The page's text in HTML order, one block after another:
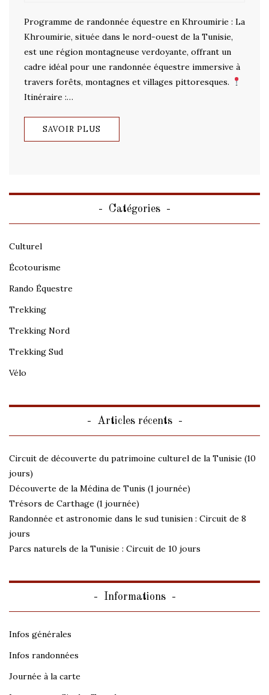
Programme de randonnée équestre en Khroumirie : La
Khroumirie, située dans le nord-ouest de la Tunisie,
est une région montagneuse verdoyante, offrant un
cadre idéal pour une randonnée équestre immersive à
travers forêts, montagnes et villages pittoresques.
Itinéraire :…
SAVOIR PLUS
Catégories
Culturel
Écotourisme
Rando Équestre
Trekking
Trekking Nord
Trekking Sud
Vélo
Articles récents
Circuit de découverte du patrimoine culturel de la Tunisie (10
jours)
Découverte de la Médina de Tunis (1 journée)
Trésors de Carthage (1 journée)
Randonnée et astronomie dans le sud tunisien : Circuit de 8
jours
Parcs naturels de la Tunisie : Circuit de 10 jours
Informations
Infos générales
Infos randonnées
Journée à la carte